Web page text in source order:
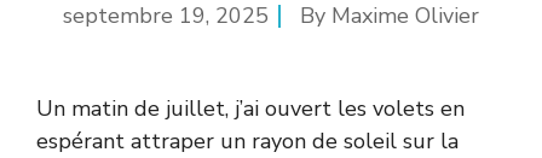
septembre 19, 2025 By Maxime Olivier
Un matin de juillet, j’ai ouvert les volets en
espérant attraper un rayon de soleil sur la